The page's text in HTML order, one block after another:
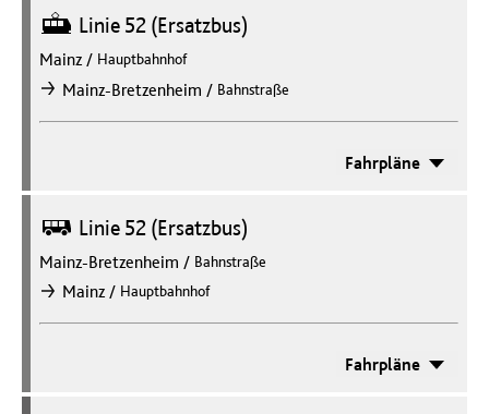
Straßenbahn
Linie 52 (Ersatzbus)
Mainz / Hauptbahnhof
nachMainz-Bretzenheim / Bahnstraße
Fahrpläne
Bus Linie 52 (Ersatzbus)
Mainz-Bretzenheim / Bahnstraße
nachMainz / Hauptbahnhof
Fahrpläne